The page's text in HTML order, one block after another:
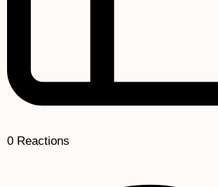
0 Reactions